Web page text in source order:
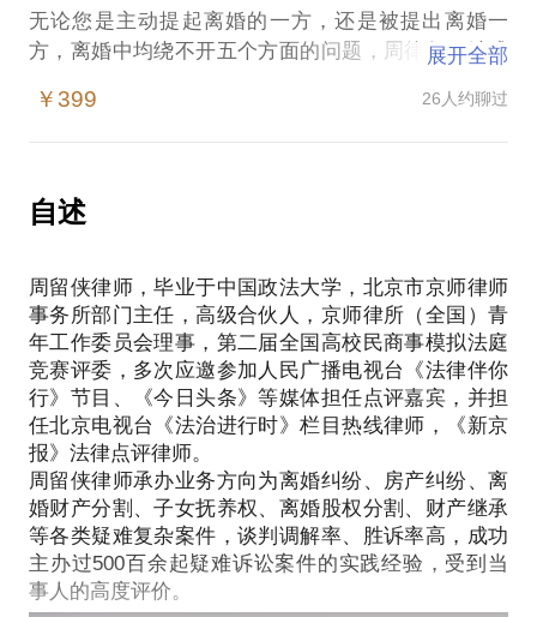
协议，在离婚中涉及的离婚协议起草、离婚谈判、子
女抚养、财产分割、债权债务、损害赔偿等问题均有
丰富的实践经验，能够有针对性的解决您遇到的现实
难题。
域的个人经验、意见或观点，仅供学员参考使用，亦
不具有任何法律效力。如您需要聘请律师，在行建议
或其他形式的聘用合同。本话题内容及行家观点不代
离婚谈判准备
离婚谈判时机
离婚谈判话术
500逾起疑难复杂的婚姻案件，在离婚中涉及的离婚
务、损害赔偿等问题均有丰富的实践经验，能够有针
对性的解决您遇到的现实难题。
【在行郑重提示】：此话题内容仅为该行家在法律领
域的个人经验、意见或观点，仅供学员参考使用，亦
不具有任何法律效力。如您需要聘请律师，在行建议
您通过正式途径签订相关的律师代理合同、顾问合同
或其他形式的聘用合同。本话题内容及行家观点不代
无论您是主动提起离婚的一方，还是被提出离婚一
方，离婚中均绕不开五个方面的问题，周律师一站式
债务/损害赔偿。
是离婚，几乎都涉及到背后的两个家庭利益，涉及到
的财产权益动辄几百万，上千万甚至上亿，如果你已
余起案件的成功经验与您分享，包括司法实务中对于
婚姻中婚姻关系解除、子女抚养、财产分割、债权债
务、损害赔偿如何认定的经验毫无保留的与您分享。
通过我的分享会让您对遇到的问题有切实可行的解决
方案，带您走出婚姻方面遭遇的困境。
周留侠律师有十余年的司法实务经验，作为北京市京
师律师事务所高级合伙人和部门主任律师，承办了
500逾起疑难复杂的婚姻案件，在离婚中涉及的离
婚、子女抚养、财产分割、债权债务、损害赔偿等问
题均有丰富的实践经验，能够有针对性的解决您遇到
展开全部
￥399 26人约聊过
自述
周留侠律师，毕业于中国政法大学，北京市京师律师
事务所部门主任，高级合伙人，京师律所（全国）青
年工作委员会理事，第二届全国高校民商事模拟法庭
竞赛评委，多次应邀参加人民广播电视台《法律伴你
行》节目、《今日头条》等媒体担任点评嘉宾，并担
任北京电视台《法治进行时》栏目热线律师，《新京
报》法律点评律师。
周留侠律师承办业务方向为离婚纠纷、房产纠纷、离
婚财产分割、子女抚养权、离婚股权分割、财产继承
等各类疑难复杂案件，谈判调解率、胜诉率高，成功
主办过500百余起疑难诉讼案件的实践经验，受到当